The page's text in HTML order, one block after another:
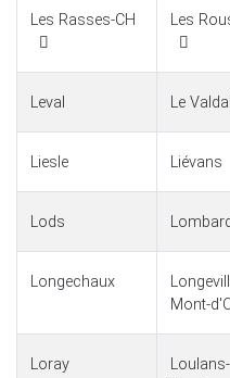
Les Rasses-CH Les
Leval Le
Liesle Liévans
Lods Lombard
Longechaux
Mont-
Loray
Loulans-